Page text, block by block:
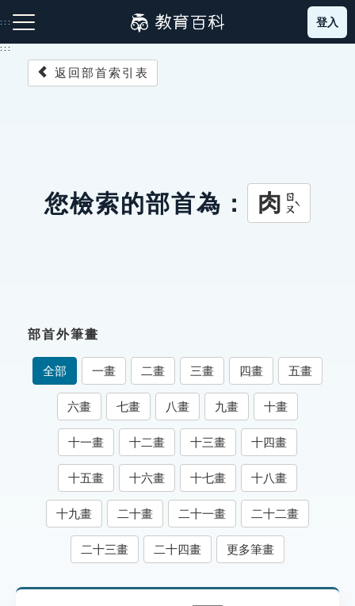
到
主
:::
成語故事
索引選單
知識索引
單字索引
生命大百科索引
遊戲專區
貓頭鷹博士
登入
:::
返回部首索引表
您檢索的部首為： 肉 ㄖㄡˋ
部首外筆畫
全部 一畫 二畫 三畫 四畫 五畫
六畫 七畫 八畫 九畫 十畫
十一畫 十二畫 十三畫 十四畫
十五畫 十六畫 十七畫 十八畫
十九畫 二十畫 二十一畫 二十二畫
二十三畫 二十四畫 更多筆畫